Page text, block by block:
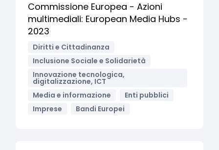
Commissione Europea - Azioni
multimediali: European Media Hubs -
2023
Diritti e Cittadinanza
Inclusione Sociale e Solidarietà
Innovazione tecnologica,
digitalizzazione, ICT
Media e informazione
Enti pubblici
Imprese
Bandi Europei